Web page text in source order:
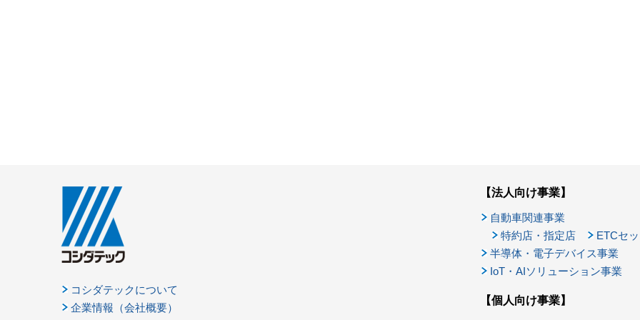
コシダテックについて
企業情報（会社概要）
【法人向け事業】
自動車関連事業
特約店・指定店
ETCセ
半導体・電子デバイス事業
IoT・AIソリューション事業
【個人向け事業】